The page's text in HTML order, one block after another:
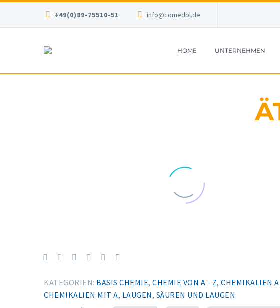
+49(0)89-75510-51 info@comedol.de
HOME UNTERNEHMEN
KATEGORIEN: BASIS CHEMIE, CHEMIE VON A - Z, CHEMIKALIEN
CHEMIKALIEN MIT A, LAUGEN, SÄUREN UND LAUGEN.